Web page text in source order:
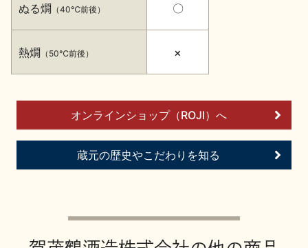
季節の商品 イベント情報
地酒蔵元会WEB展示会 地酒蔵元会利酒会
美味しい地酒の選び方
地酒蔵元会とは
ぬる燗 （40℃前後）
熱燗 （50℃前後）
〇
×
オンラインショップ（ROJI）へ
蔵元の歴史やこだわりを知る